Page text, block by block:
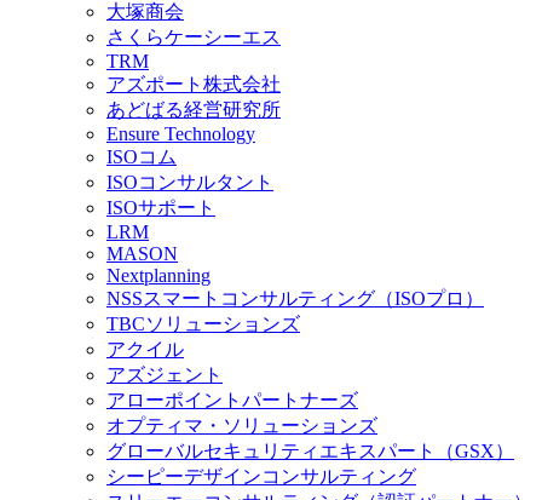
大塚商会
さくらケーシーエス
TRM
アズポート株式会社
あどばる経営研究所
Ensure Technology
ISOコム
ISOコンサルタント
ISOサポート
LRM
MASON
Nextplanning
NSSスマートコンサルティング（ISOプロ）
TBCソリューションズ
アクイル
アズジェント
アローポイントパートナーズ
オプティマ・ソリューションズ
グローバルセキュリティエキスパート（GSX）
シーピーデザインコンサルティング